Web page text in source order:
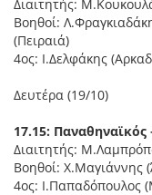
Διαιτητής:
Βοηθοί:
(Πειραιά)
4ος: Ι.Δελφάκης
Δευτέρα (19/10)
17.15: Παναθηναϊκός
Διαιτητής:
Βοηθοί: Χ.Μαγιάννης
4ος: Ι.Παπαδόπουλος